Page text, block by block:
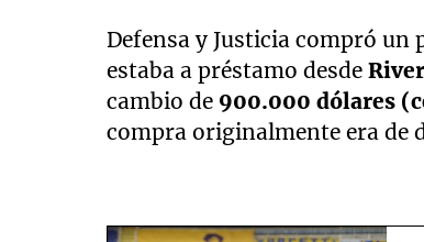
Defensa y Justicia compró un
estaba a préstamo desdeRiver
cambio de 900.000 dólares
compra originalmente era de